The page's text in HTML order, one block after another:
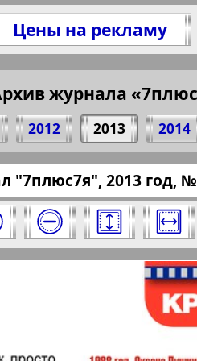
Цены на рекламу
журнала
2012 2013 2014
номер и
"7плюс7я", 2013 год, №
12, 2013 год.
3
Отправить
стр. журнала
чтобы скопировать
plus-